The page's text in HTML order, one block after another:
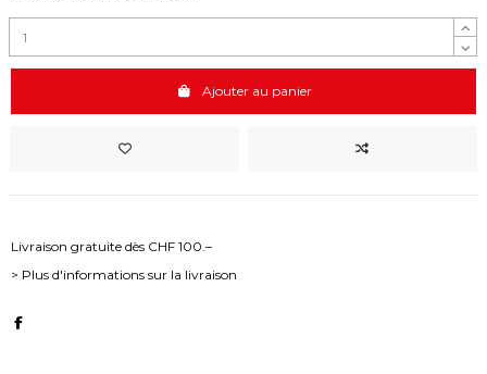
Ajouter au panier
Livraison gratuite dès CHF 100.–
> Plus d'informations sur la livraison